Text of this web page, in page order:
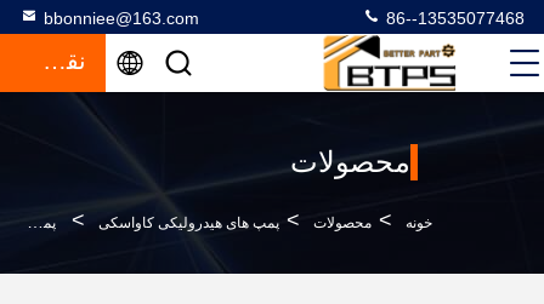
bbonniee@163.com 86--13535077468
نقل قول
محصولات
خونه > محصولات > پمپ های هیدرولیکی کاواسکی > پمپ هیدرولیک Komatsu PC450-8 پمپ 708-2H-00026 7082H00026 پمپ اصلی حفاری